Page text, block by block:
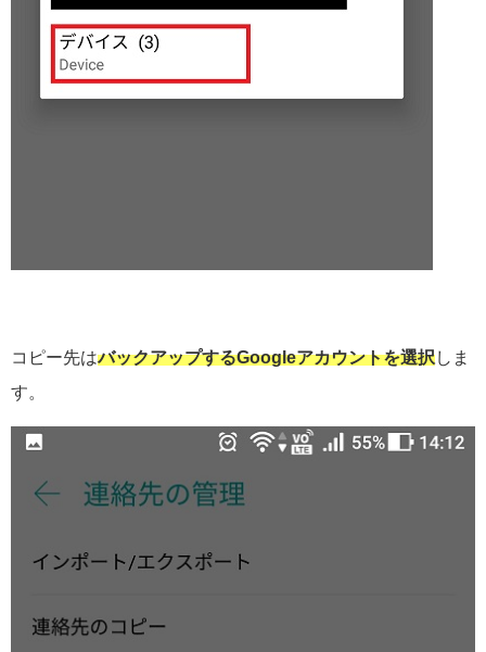
コピー先はバックアップするGoogleアカウントを選択しま
す。